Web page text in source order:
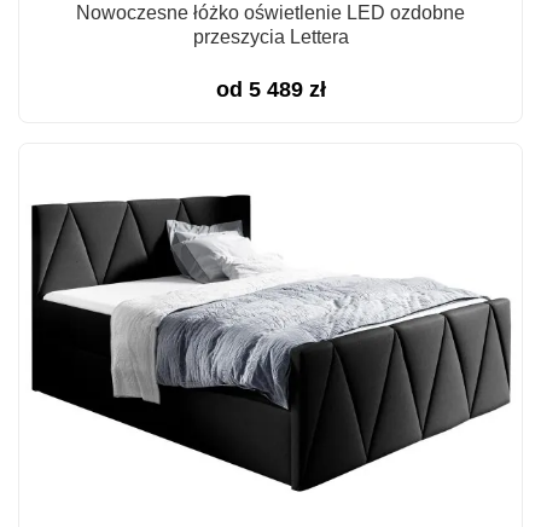
Nowoczesne łóżko oświetlenie LED ozdobne
przeszycia Lettera
od 5 489 zł